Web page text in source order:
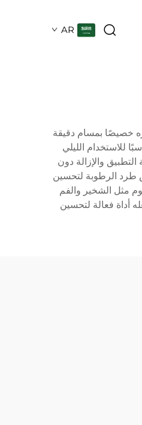
AR
خصيصًا بمسام دقيقة
للاستخدام الليلي
والإزالة دون
طرد الرطوبة لتحسين
مثل الشخير والفم
أداة فعالة لتحسين